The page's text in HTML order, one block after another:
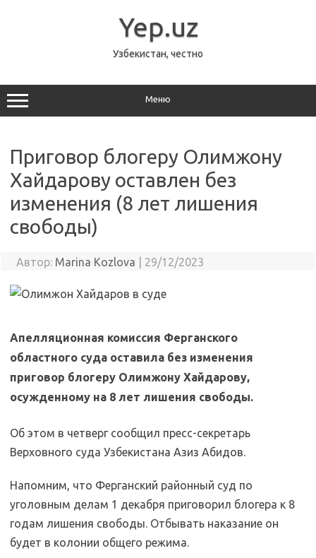
Yep.uz
Узбекистан, честно
Меню
Приговор блогеру Олимжону
Хайдарову оставлен без
изменения (8 лет лишения
свободы)
Автор: Marina Kozlova 29/12/2023
Апелляционная комиссия Ферганского
областного суда оставила без изменения
приговор блогеру Олимжону Хайдарову,
осужденному на 8 лет лишения свободы.
Об этом в четверг сообщил пресс-секретарь
Верховного суда Узбекистана Азиз Абидов.
Напомним, что Ферганский районный суд по
уголовным делам 1 декабря приговорил блогера к 8
годам лишения свободы. Отбывать наказание он
будет в колонии общего режима.